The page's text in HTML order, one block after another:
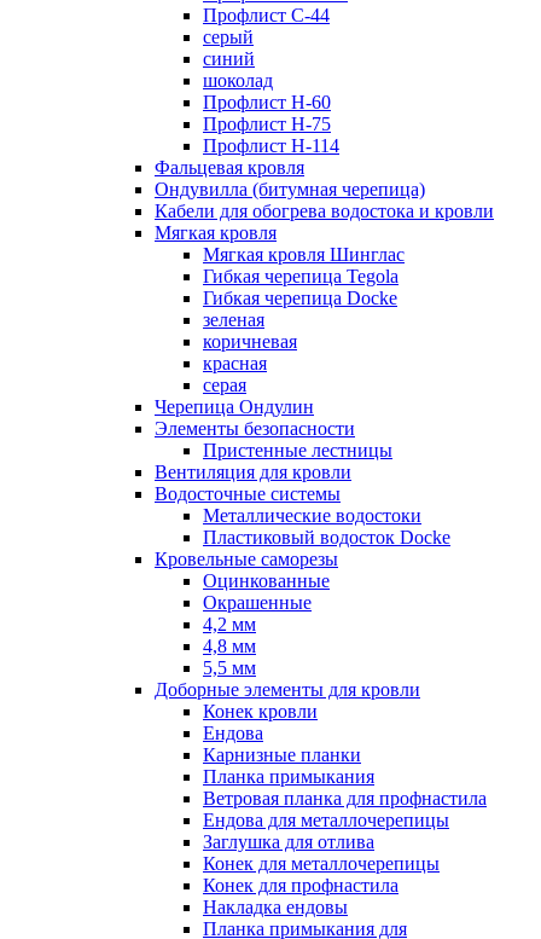
Профлист С-44
серый
синий
шоколад
Профлист Н-60
Профлист Н-75
Профлист H-114
Фальцевая кровля
Ондувилла (битумная черепица)
Кабели для обогрева водостока и кровли
Мягкая кровля
Мягкая кровля Шинглас
Гибкая черепица Tegola
Гибкая черепица Docke
зеленая
коричневая
красная
серая
Черепица Ондулин
Элементы безопасности
Пристенные лестницы
Вентиляция для кровли
Водосточные системы
Металлические водостоки
Пластиковый водосток Docke
Кровельные саморезы
Оцинкованные
Окрашенные
4,2 мм
4,8 мм
5,5 мм
Доборные элементы для кровли
Конек кровли
Ендова
Карнизные планки
Планка примыкания
Ветровая планка для профнастила
Ендова для металлочерепицы
Заглушка для отлива
Конек для металлочерепицы
Конек для профнастила
Накладка ендовы
Планка примыкания для